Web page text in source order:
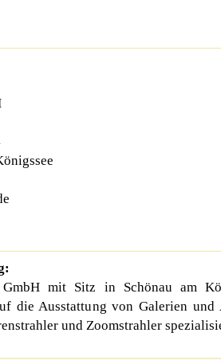
mit Sitz in Schönau am
die Ausstattung von Galerien und
und Zoomstrahler